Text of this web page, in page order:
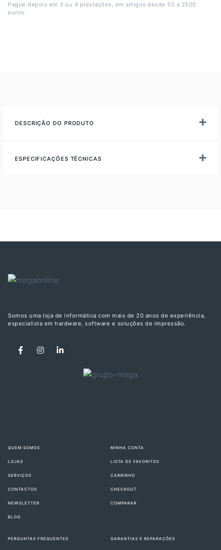
Pague depois em 3 ou 4 prestações, em artigos desde 50 a 2500
euros.
DESCRIÇÃO DO PRODUTO
ESPECIFICAÇÕES TÉCNICAS
Somos uma loja de informática com mais de 20 anos de experiência,
especialista em hardware, software e soluções de impressão.
QUEM SOMOS
LOJAS
SERVIÇOS
CONTACTOS
NEWSLETTER
BLOG
MINHA CONTA
LISTA DE FAVORITOS
CARRINHO
CHECKOUT
COMPARAR
PERGUNTAS FREQUENTES GARANTIAS E REPARAÇÕES